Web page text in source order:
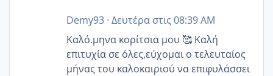
Demy93· Δευτέρα στις 08:39 AM
Καλό.μηνα κορίτσια μου 🥰 Καλή
επιτυχία σε όλες,εύχομαι ο τελευταίος
μήνας του καλοκαιριού να επιφυλάσσει